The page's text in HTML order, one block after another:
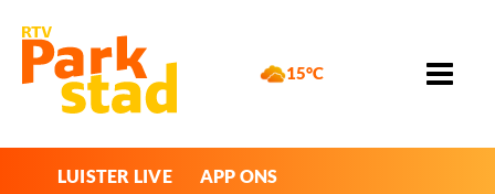
15°C
LUISTER LIVE APP ONS